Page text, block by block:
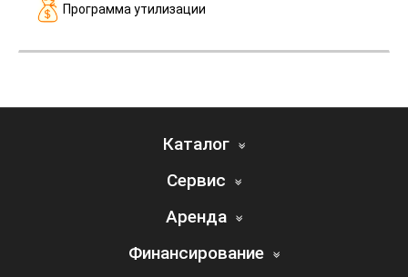
Программа утилизации
Каталог
Сервис
Аренда
Финансирование